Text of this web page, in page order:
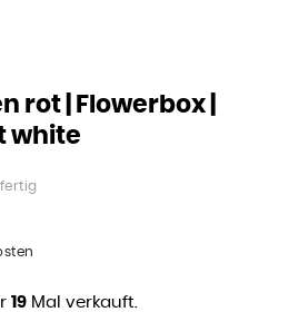
rot | Flowerbox |
white
19 Mal verkauft.